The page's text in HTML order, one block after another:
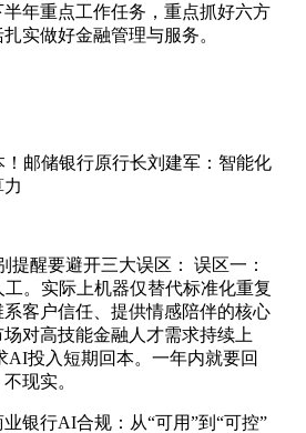
年重点工作任务，重点抓好六方
实做好金融管理与服务。
邮储银行原行长刘建军：智能化
提醒要避开三大误区： 误区一：
。实际上机器仅替代标准化重复
客户信任、提供情感陪伴的核心
对高技能金融人才需求持续上
AI投入短期回本。一年内就要回
现实。
银行AI合规：从“可用”到“可控”